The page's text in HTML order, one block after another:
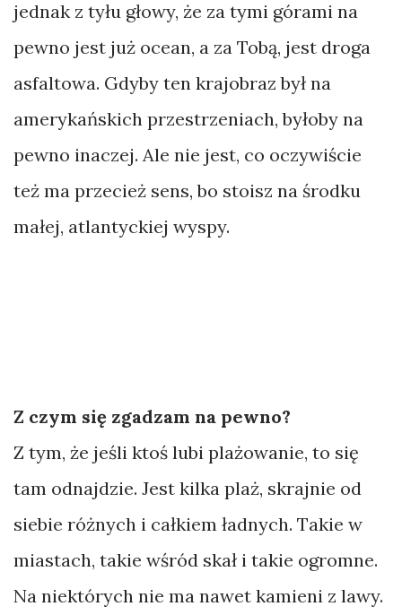
jednak z tyłu głowy, że za tymi górami na
pewno jest już ocean, a za Tobą, jest droga
asfaltowa. Gdyby ten krajobraz był na
amerykańskich przestrzeniach, byłoby na
pewno inaczej. Ale nie jest, co oczywiście
też ma przecież sens, bo stoisz na środku
małej, atlantyckiej wyspy.
Z czym się zgadzam na pewno?
Z tym, że jeśli ktoś lubi plażowanie, to się
tam odnajdzie. Jest kilka plaż, skrajnie od
siebie różnych i całkiem ładnych. Takie w
miastach, takie wśród skał i takie ogromne.
Na niektórych nie ma nawet kamieni z lawy.